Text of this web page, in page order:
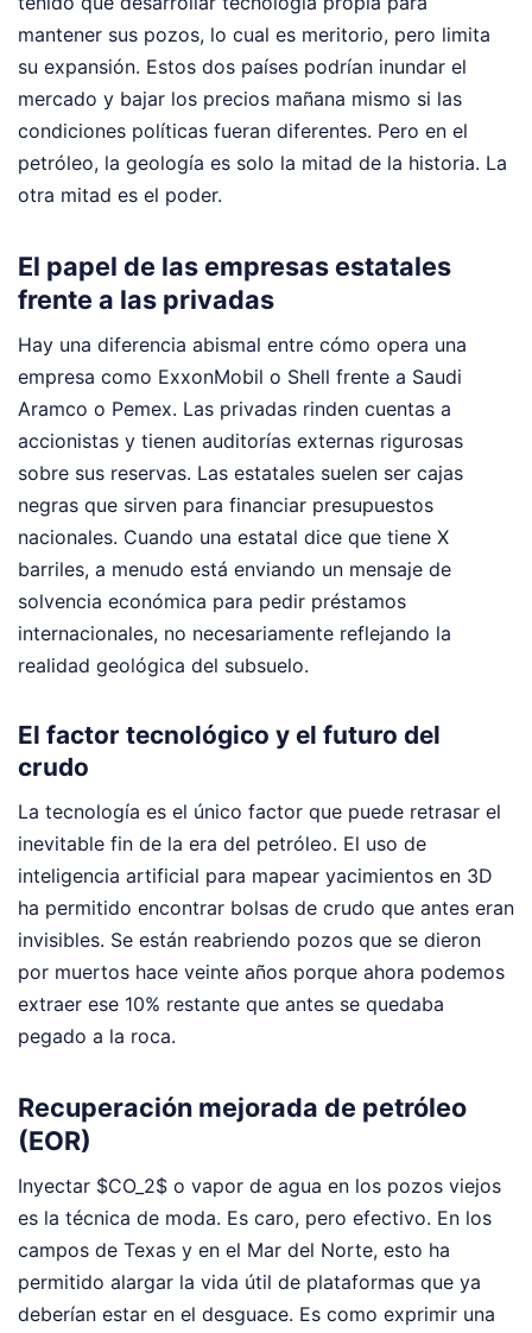
mantener sus pozos, lo cual es meritorio, pero limita
su expansión. Estos dos países podrían inundar el
mercado y bajar los precios mañana mismo si las
condiciones políticas fueran diferentes. Pero en el
petróleo, la geología es solo la mitad de la historia. La
otra mitad es el poder.
El papel de las empresas estatales
frente a las privadas
Hay una diferencia abismal entre cómo opera una
empresa como ExxonMobil o Shell frente a Saudi
Aramco o Pemex. Las privadas rinden cuentas a
accionistas y tienen auditorías externas rigurosas
sobre sus reservas. Las estatales suelen ser cajas
negras que sirven para financiar presupuestos
nacionales. Cuando una estatal dice que tiene X
barriles, a menudo está enviando un mensaje de
solvencia económica para pedir préstamos
internacionales, no necesariamente reflejando la
realidad geológica del subsuelo.
El factor tecnológico y el futuro del
crudo
La tecnología es el único factor que puede retrasar el
inevitable fin de la era del petróleo. El uso de
inteligencia artificial para mapear yacimientos en 3D
ha permitido encontrar bolsas de crudo que antes eran
invisibles. Se están reabriendo pozos que se dieron
por muertos hace veinte años porque ahora podemos
extraer ese 10% restante que antes se quedaba
pegado a la roca.
Recuperación mejorada de petróleo
(EOR)
Inyectar $CO_2$ o vapor de agua en los pozos viejos
es la técnica de moda. Es caro, pero efectivo. En los
campos de Texas y en el Mar del Norte, esto ha
permitido alargar la vida útil de plataformas que ya
deberían estar en el desguace. Es como exprimir una